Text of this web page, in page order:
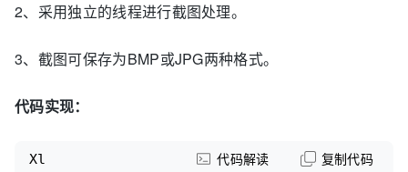
2、采用独立的线程进行截图处理。
3、截图可保存为BMP或JPG两种格式。
代码实现：
Xl 代码解读 复制代码